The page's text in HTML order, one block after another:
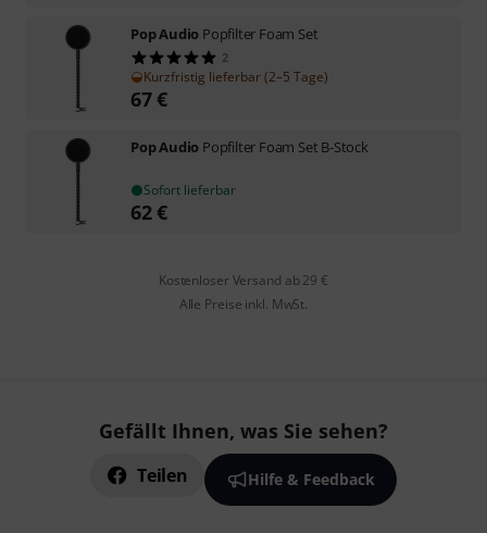
Pop Audio Popfilter Foam Set
2
Kurzfristig lieferbar (2–5 Tage)
67€
Pop Audio Popfilter Foam Set B-Stock
Sofort lieferbar
62€
Kostenloser Versand ab 29 €
Alle Preise inkl. MwSt.
Gefällt Ihnen, was Sie sehen?
Teilen Hilfe & Feedback